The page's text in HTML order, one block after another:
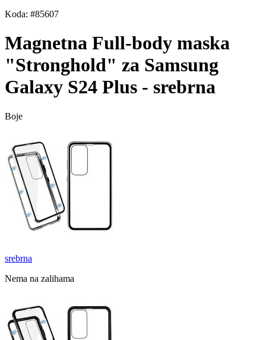
Koda: #85607
Magnetna Full-body maska
"Stronghold" za Samsung
Galaxy S24 Plus - srebrna
Boje
srebrna
Nema na zalihama